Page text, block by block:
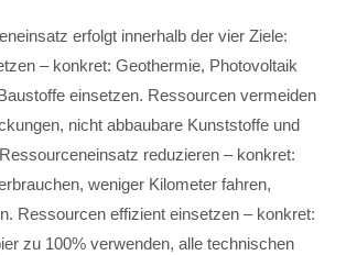
erfolgt innerhalb der vier Ziele:
– konkret: Geothermie, Photovoltaik
einsetzen. Ressourcen vermeiden
nicht abbaubare Kunststoffe und
reduzieren – konkret:
weniger Kilometer fahren,
Ressourcen effizient einsetzen – konkret:
zu 100% verwenden, alle technischen